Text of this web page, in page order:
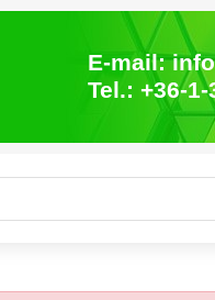
E-mail:
Tel.: +36-1-